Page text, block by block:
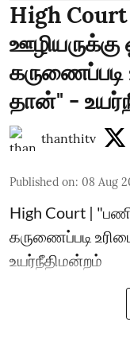
High
தான்" -
thanthitv
Published on: 08 Aug
High Court |
கருணைப்படி
உயர்நீதிமன்றம்